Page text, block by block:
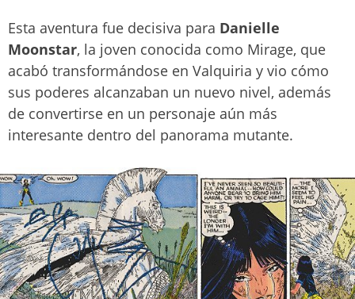
Esta aventura fue decisiva para Danielle
Moonstar, la joven conocida como Mirage, que
acabó transformándose en Valquiria y vio cómo
sus poderes alcanzaban un nuevo nivel, además
de convertirse en un personaje aún más
interesante dentro del panorama mutante.